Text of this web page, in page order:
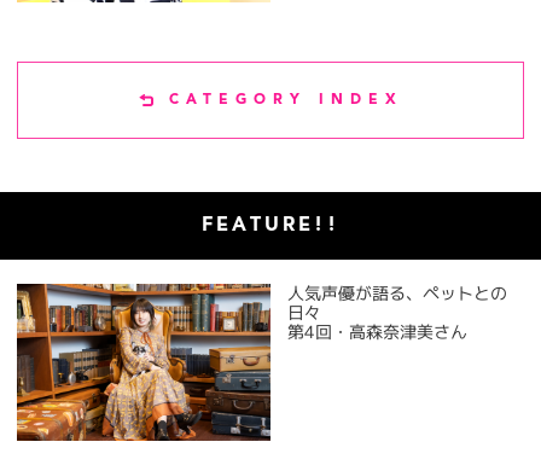
CATEGORY INDEX
FEATURE!!
人気声優が語る、ペットとの
日々
第4回・高森奈津美さん